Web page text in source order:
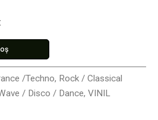
/Techno, Rock / Classical
/ Disco / Dance, VINIL